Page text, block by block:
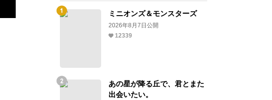
ミニオンズ＆モンスターズ
2026年8月7日公開
12339
あの星が降る丘で、君とまた
出会いたい。